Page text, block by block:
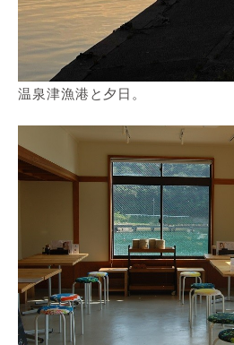
温泉津漁港と夕日。